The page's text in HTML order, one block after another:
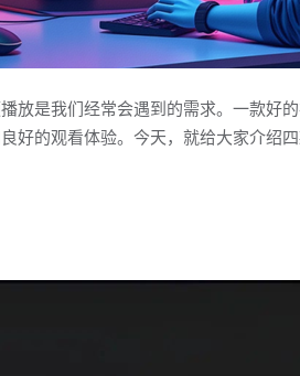
放是我们经常会遇到的需求。一款好
好的观看体验。今天，就给大家介绍